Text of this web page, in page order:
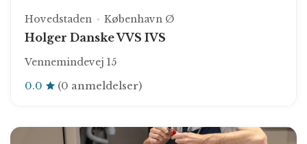
Hovedstaden København Ø
Holger Danske VVS IVS
Vennemindevej 15
0.0 (0 anmeldelser)